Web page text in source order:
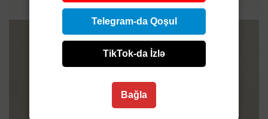
Telegram-da Qoşul
TikTok-da İzlə
Bağla